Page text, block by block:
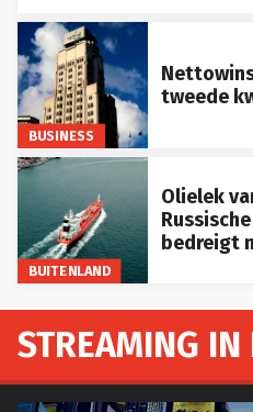
BUSINESS
tweede
BUITENLAND
Olielek
bedreigt
STREAMING IN